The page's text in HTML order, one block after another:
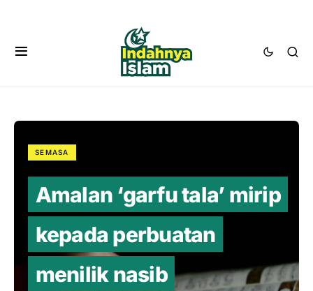
SEMASA
Amalan ‘garfu tala’ mirip
kepada perbuatan
menilik nasib